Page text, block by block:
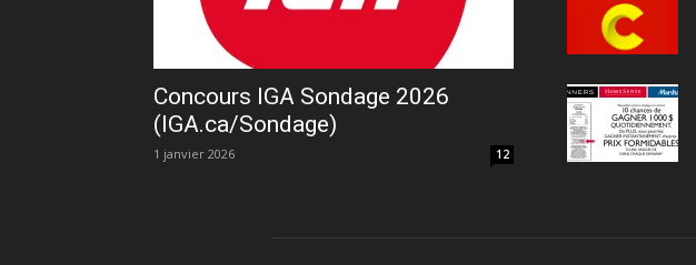
Concours IGA Sondage 2026
(IGA.ca/Sondage)
1 janvier 2026 12